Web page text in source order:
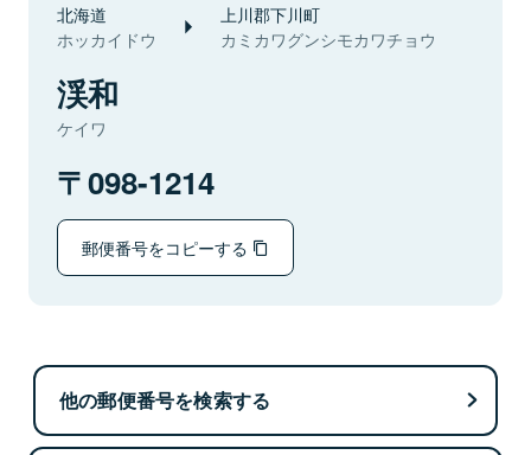
北海道
ホッカイドウ
上川郡下川町
カミカワグンシモカワチョウ
渓和
ケイワ
098-1214
郵便番号をコピーする
他の郵便番号を検索する